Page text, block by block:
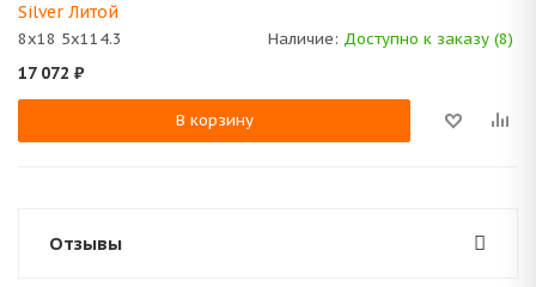
Silver Литой
8x18 5x114.3 Наличие: Доступно к заказу (8)
17 072 ₽
В корзину
Отзывы